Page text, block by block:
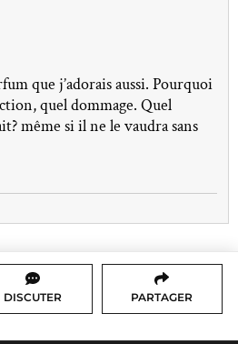
que j’adorais aussi. Pourquoi
quel dommage. Quel
même si il ne le vaudra sans
DISCUTER PARTAGER